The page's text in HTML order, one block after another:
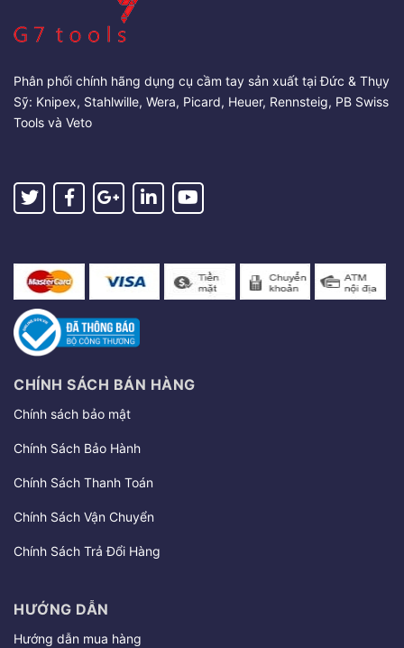
Phân phối chính hãng dụng cụ cầm tay sản xuất tại Đức & Thụy
Sỹ: Knipex, Stahlwille, Wera, Picard, Heuer, Rennsteig, PB Swiss
Tools và Veto
CHÍNH SÁCH BÁN HÀNG
Chính sách bảo mật
Chính Sách Bảo Hành
Chính Sách Thanh Toán
Chính Sách Vận Chuyển
Chính Sách Trả Đổi Hàng
HƯỚNG DẪN
Hướng dẫn mua hàng